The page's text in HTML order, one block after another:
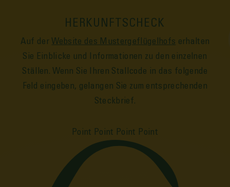
HERKUNFTSCHECK
Auf der Web­site des Muster­geflügelhofs er­halten
Sie Ein­blicke und Informationen zu den einzelnen
Ställen. Wenn Sie Ihren Stall­code in das folgende
Feld ein­geben, ge­langen Sie zum ent­sprechenden
Steck­brief.
Point Point Point Point